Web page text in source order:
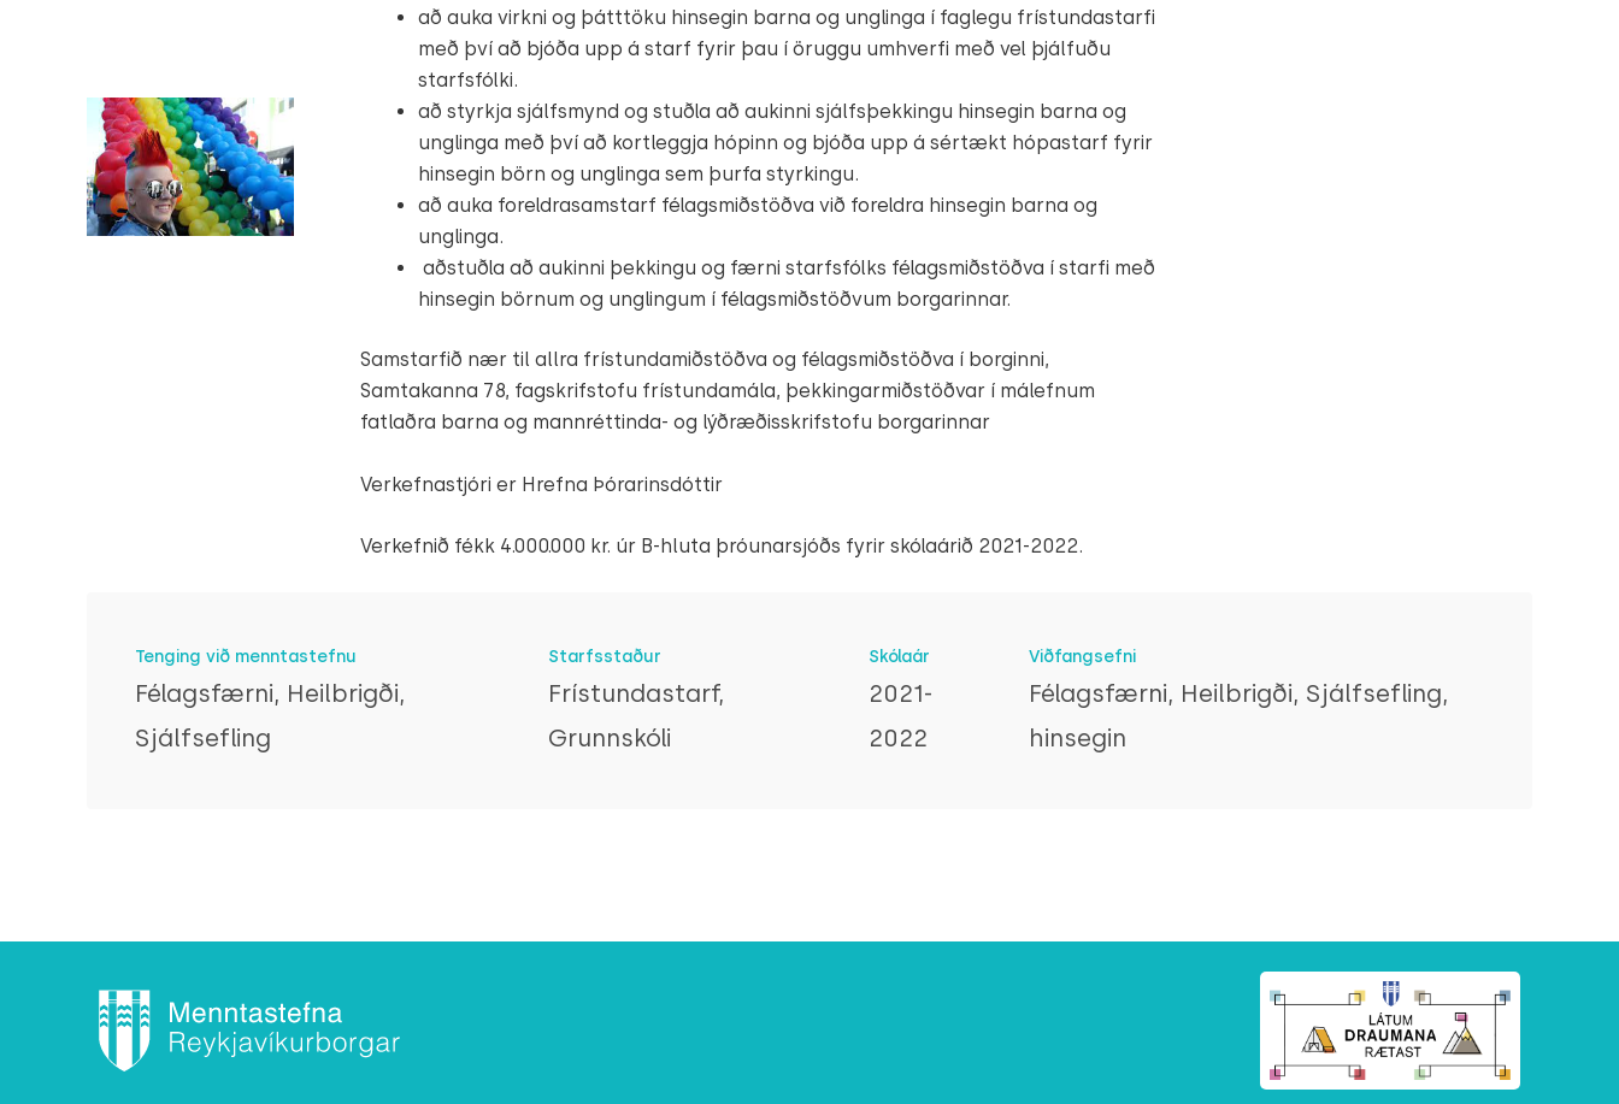
að auka virkni og þátttöku hinsegin barna og unglinga í faglegu frístundastarfi
með því að bjóða upp á starf fyrir þau í öruggu umhverfi með vel þjálfuðu
starfsfólki.
að styrkja sjálfsmynd og stuðla að aukinni sjálfsþekkingu hinsegin barna og
unglinga með því að kortleggja hópinn og bjóða upp á sértækt hópastarf fyrir
hinsegin börn og unglinga sem þurfa styrkingu.
að auka foreldrasamstarf félagsmiðstöðva við foreldra hinsegin barna og
unglinga.
aðstuðla að aukinni þekkingu og færni starfsfólks félagsmiðstöðva í starfi með
hinsegin börnum og unglingum í félagsmiðstöðvum borgarinnar.
Samstarfið nær til allra frístundamiðstöðva og félagsmiðstöðva í borginni,
Samtakanna 78, fagskrifstofu frístundamála, þekkingarmiðstöðvar í málefnum
fatlaðra barna og mannréttinda- og lýðræðisskrifstofu borgarinnar
Verkefnastjóri er Hrefna Þórarinsdóttir
Verkefnið fékk 4.000.000 kr. úr B-hluta þróunarsjóðs fyrir skólaárið 2021-2022.
Tenging við menntastefnu
Félagsfærni, Heilbrigði,
Sjálfsefling
Starfsstaður
Frístundastarf,
Grunnskóli
Skólaár
2021-
2022
Viðfangsefni
Félagsfærni, Heilbrigði, Sjálfsefling,
hinsegin